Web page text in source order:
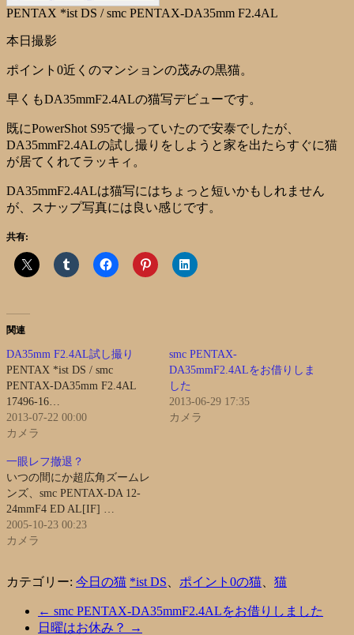
PENTAX *ist DS / smc PENTAX-DA35mm F2.4AL
本日撮影
ポイント0近くのマンションの茂みの黒猫。
早くもDA35mmF2.4ALの猫写デビューです。
既にPowerShot S95で撮っていたので安泰でしたが、
DA35mmF2.4ALの試し撮りをしようと家を出たらすぐに猫
が居てくれてラッキィ。
DA35mmF2.4ALは猫写にはちょっと短いかもしれません
が、スナップ写真には良い感じです。
共有:
関連
DA35mm F2.4AL試し撮り
PENTAX *ist DS / smc
PENTAX-DA35mm F2.4AL
17496-16…
2013-07-22 00:00
カメラ
smc PENTAX-
DA35mmF2.4ALをお借りしま
した
2013-06-29 17:35
カメラ
一眼レフ撤退？
いつの間にか超広角ズームレ
ンズ、smc PENTAX-DA 12-
24mmF4 ED AL[IF] …
2005-10-23 00:23
カメラ
カテゴリー: 今日の猫 *ist DS ポイント0の猫 猫
← smc PENTAX-DA35mmF2.4ALをお借りしました
日曜はお休み？
→